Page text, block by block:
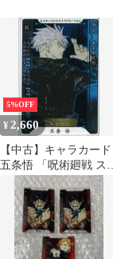
5%OFF
¥ 2,660
【中古】キャラカード
五条悟 「呪術廻戦 ステ
ータスカードコレクシ
ョン 第1弾」